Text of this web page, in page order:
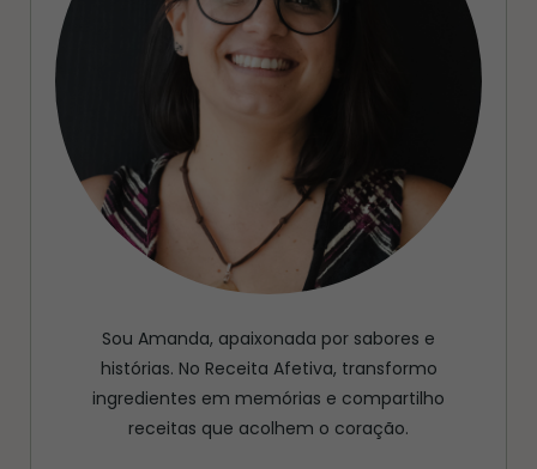
Sou Amanda, apaixonada por sabores e
histórias. No Receita Afetiva, transformo
ingredientes em memórias e compartilho
receitas que acolhem o coração.